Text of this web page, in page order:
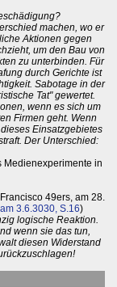
machen, wo er
Aktionen gegen
um den Bau von
zu unterbinden. Für
durch Gerichte ist
Sabotage in der
Tat" gewertet.
wenn es sich um
Firmen geht. Wenn
Einsatzgebietes
Der Unterschied:
Medienexperimente in
49ers, am 28.
3.6.3030, S.16)
logische Reaktion.
wenn sie das tun,
diesen Widerstand